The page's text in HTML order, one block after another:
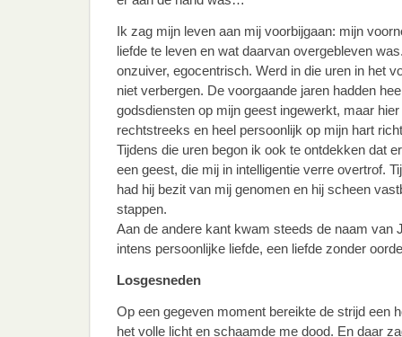
Ik zag mijn leven aan mij voorbijgaan: mijn
liefde te leven en wat daarvan overgebleven
onzuiver, egocentrisch. Werd in die uren in het
niet verbergen. De voorgaande jaren hadden
godsdiensten op mijn geest ingewerkt, maar
rechtstreeks en heel persoonlijk op mijn hart
Tijdens die uren begon ik ook te ontdekken dat
een geest, die mij in intelligentie verre overtrof.
had hij bezit van mij genomen en hij scheen
stappen.
Aan de andere kant kwam steeds de naam van
intens persoonlijke liefde, een liefde zonder
Losgesneden
Op een gegeven moment bereikte de strijd een
het volle licht en schaamde me dood. En daar